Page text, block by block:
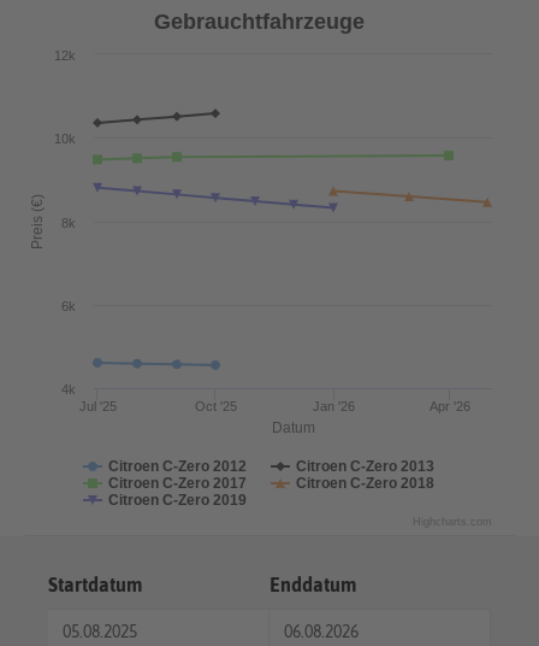
Datum
Preis (€)
Gebrauchtfahrzeuge
Citroen C-Zero 2012
Citroen C-Zero 2013
Citroen C-Zero 2017
Citroen C-Zero 2018
Citroen C-Zero 2019
Jul '25 Oct '25 Jan '26 Apr '26
4k
6k
8k
10k
12k
Highcharts.com
Startdatum Enddatum